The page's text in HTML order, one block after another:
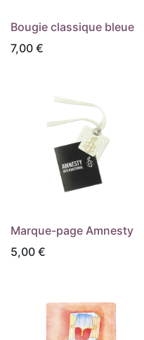
Bougie classique bleue
7,00 €
Marque-page Amnesty
5,00 €